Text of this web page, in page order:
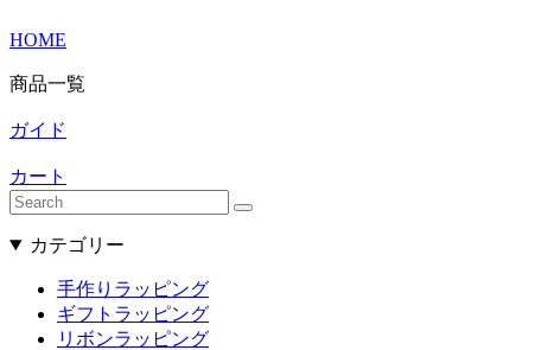
HOME
商品一覧
ガイド
カート
カテゴリー
手作りラッピング
ギフトラッピング
リボンラッピング